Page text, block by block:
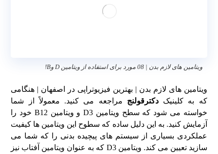
ویتامین های لازم بدن | 08 مورد برای استفاده از ویتامین D وB!
ویتامین های لازم بدن | بهترین فیزیوتراپی در اصفهان | هنگامی
که به کلینیکدکترقولنج مراجعه می کنید. معمولاً از شما
خواسته می شود که سطح ویتامین D3 و ویتامین B12 خود را
آزمایش کنید. به این دلیل ساده که سطوح این ویتامین ها کیفیت
عملکردی بسیاری از سیستم های پیچیده بدنی را که شما می
سازید تعیین می کند. ویتامین D3 که به عنوان ویتامین آفتاب نیز